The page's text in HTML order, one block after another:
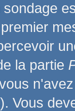
la partie
Vous